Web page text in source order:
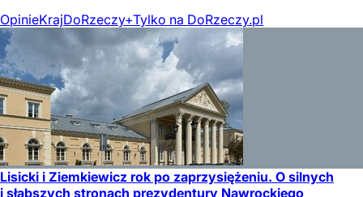
OpinieKrajDoRzeczy+Tylko na DoRzeczy.pl
Lisicki i Ziemkiewicz rok po zaprzysiężeniu. O silnych
i słabszych stronach prezydentury Nawrockiego